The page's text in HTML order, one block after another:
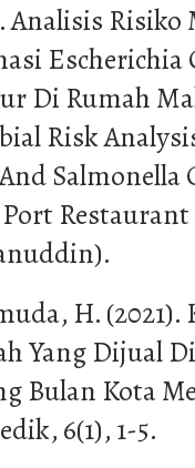
Analisis
Escherichia
Di Rumah
Risk
Port
H.
Yang Dijual
Bulan Kota
6(1), 1-5.